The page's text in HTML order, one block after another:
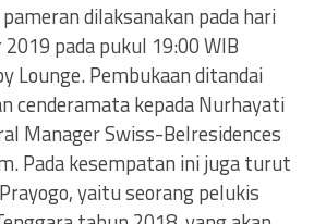
dilaksanakan pada hari
pada pukul 19:00 WIB
Lounge. Pembukaan ditandai
cenderamata kepada Nurhayati
Manager Swiss-Belresidences
Pada kesempatan ini juga turut
yaitu seorang pelukis